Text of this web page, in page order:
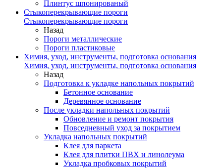
Плинтус шпонированый
Стыкоперекрывающие пороги
Стыкоперекрывающие пороги
Назад
Пороги металлические
Пороги пластиковые
Химия, уход, инструменты, подготовка основания
Химия, уход, инструменты, подготовка основания
Назад
Подготовка к укладке напольных покрытий
Бетонное основание
Деревянное основание
После укладки напольных покрытий
Обновление и ремонт покрытия
Повседневный уход за покрытием
Укладка напольных покрытий
Клея для паркета
Клея для плитки ПВХ и линолеума
Укладка пробковых покрытий